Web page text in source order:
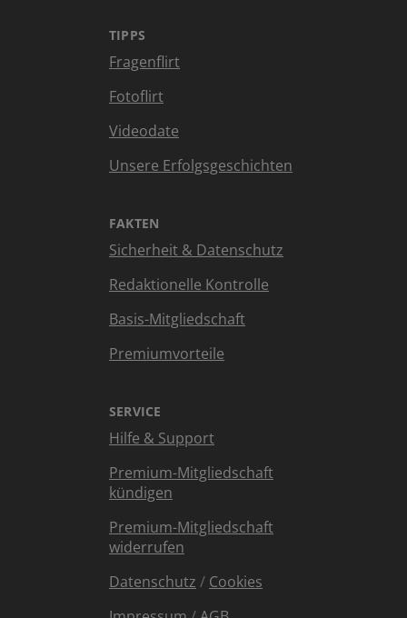
TIPPS
Fragenflirt
Fotoflirt
Videodate
Unsere Erfolgsgeschichten
FAKTEN
Sicherheit & Datenschutz
Redaktionelle Kontrolle
Basis-Mitgliedschaft
Premiumvorteile
SERVICE
Hilfe & Support
Premium-Mitgliedschaft
kündigen
Premium-Mitgliedschaft
widerrufen
Datenschutz / Cookies